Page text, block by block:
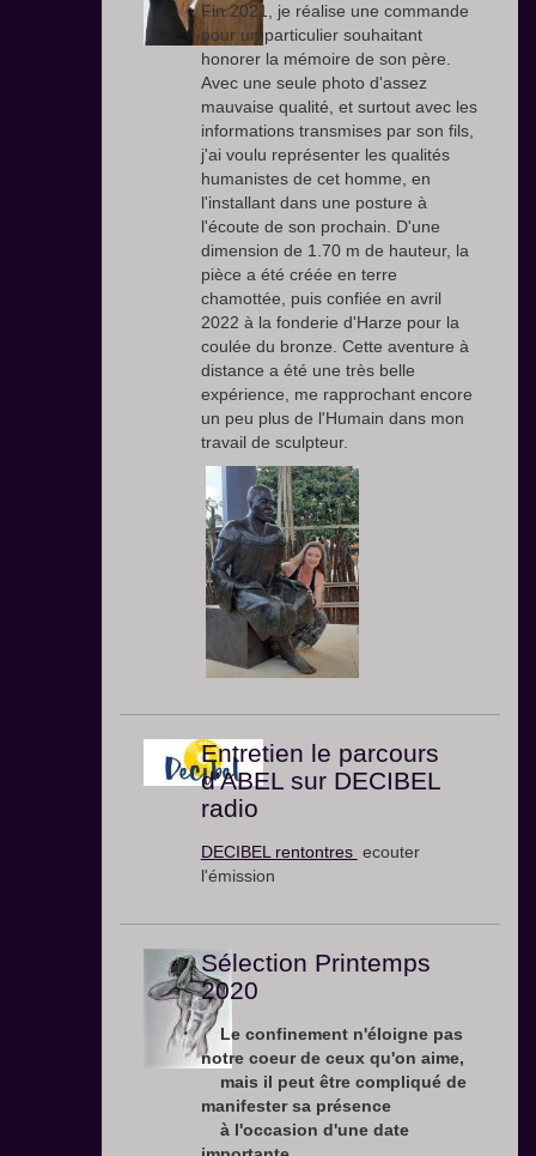
Fin 2021, je réalise une commande
pour un particulier souhaitant
honorer la mémoire de son père.
Avec une seule photo d'assez
mauvaise qualité, et surtout avec les
informations transmises par son fils,
j'ai voulu représenter les qualités
humanistes de cet homme, en
l'installant dans une posture à
l'écoute de son prochain. D'une
dimension de 1.70 m de hauteur, la
pièce a été créée en terre
chamottée, puis confiée en avril
2022 à la fonderie d'Harze pour la
coulée du bronze. Cette aventure à
distance a été une très belle
expérience, me rapprochant encore
un peu plus de l'Humain dans mon
travail de sculpteur.
Entretien le parcours
d'ABEL sur DECIBEL
radio
DECIBEL rentontres ecouter
l'émission
Sélection Printemps
2020
Le confinement n'éloigne pas
notre coeur de ceux qu'on aime,
mais il peut être compliqué de
manifester sa présence
à l'occasion d'une date